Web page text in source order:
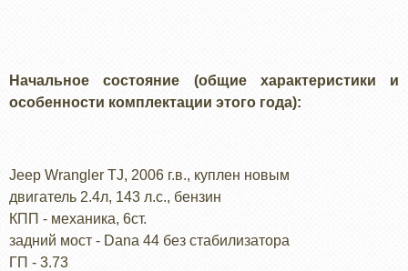
Начальное состояние (общие характеристики и
особенности комплектации этого года):
Jeep Wrangler TJ, 2006 г.в., куплен новым
двигатель 2.4л, 143 л.с., бензин
КПП - механика, 6ст.
задний мост - Dana 44 без стабилизатора
ГП - 3.73